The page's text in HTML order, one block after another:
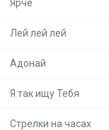
Ярче
Лей лей лей
Адонай
Я так ищу Тебя
Стрелки на часах